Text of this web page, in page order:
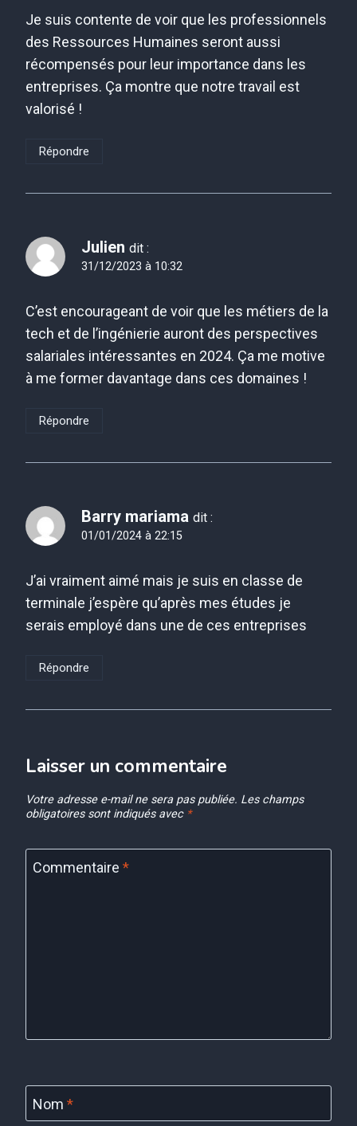
Je suis contente de voir que les professionnels
des Ressources Humaines seront aussi
récompensés pour leur importance dans les
entreprises. Ça montre que notre travail est
valorisé !
Répondre
Julien dit :
31/12/2023 à 10:32
C’est encourageant de voir que les métiers de la
tech et de l’ingénierie auront des perspectives
salariales intéressantes en 2024. Ça me motive
à me former davantage dans ces domaines !
Répondre
Barry mariama dit :
01/01/2024 à 22:15
J’ai vraiment aimé mais je suis en classe de
terminale j’espère qu’après mes études je
serais employé dans une de ces entreprises
Répondre
Laisser un commentaire
Votre adresse e-mail ne sera pas publiée. Les champs
obligatoires sont indiqués avec *
Commentaire *
Nom *